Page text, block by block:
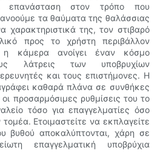
επανάσταση στον τρόπο που
τα θαύματα της θαλάσσιας
της, τον στιβαρό
προς το χρήστη περιβάλλον
η κάμερα ανοίγει έναν κόσμο
λάτρεις των υποβρυχίων
και τους επιστήμονες. Η
καθαρά πλάνα σε συνθήκες
προσαρμόσιμες ρυθμίσεις του το
τόσο για επαγγελματίες όσο
Ετοιμαστείτε να εκπλαγείτε
βυθού αποκαλύπτονται, χάρη σε
επαγγελματική υποβρύχια